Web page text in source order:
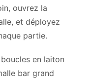
ouvrez la
et déployez
partie.
en laiton
bar grand